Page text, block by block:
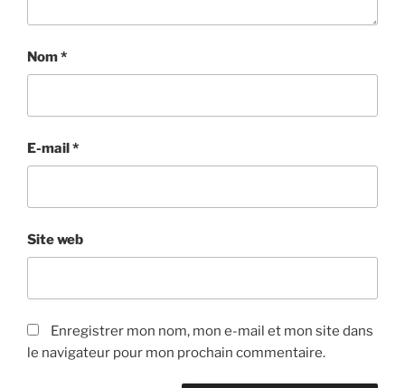
Nom*
E-mail*
Site web
Enregistrer mon nom, mon e-mail et mon site dans
le navigateur pour mon prochain commentaire.